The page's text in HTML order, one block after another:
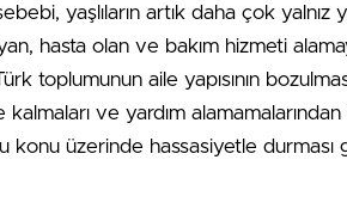
yaşlıların artık daha çok yalnız
hasta olan ve bakım hizmeti
toplumunun aile yapısının
ve yardım alamamalarından
konu üzerinde hassasiyetle durması